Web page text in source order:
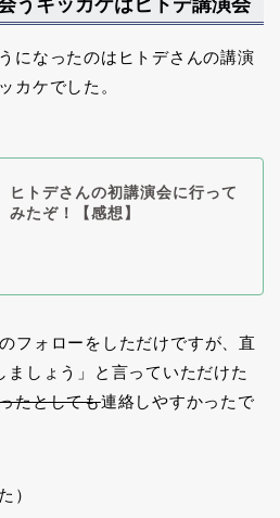
になったのはヒトデさんの講演
カケでした。
ヒトデさんの初講演会に行って
みたぞ！【感想】
フォローをしただけですが、直
ましょう」と言っていただけた
たとしても連絡しやすかったで
）